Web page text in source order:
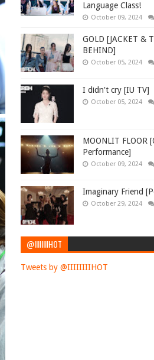
Language Class!
October 09, 2024
GOLD [JACKET &
BEHIND]
October 05, 2024
I didn't cry [IU TV]
October 05, 2024
MOONLIT FLOOR
Performance]
October 09, 2024
Imaginary Friend
October 29, 2024
@IIIIIIIIHOT
Tweets by @IIIIIIIIHOT